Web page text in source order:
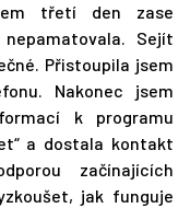
třetí den zase
Sejít
Přistoupila jsem
Nakonec jsem
k programu
a dostala kontakt
začínajících
jak funguje